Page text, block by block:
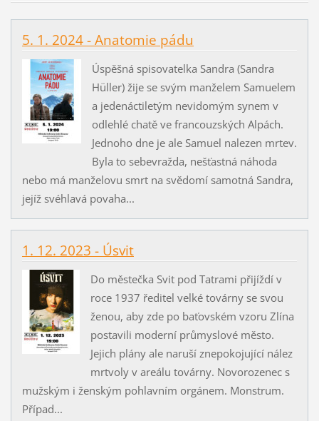
5. 1. 2024 - Anatomie pádu
Úspěšná spisovatelka Sandra (Sandra
Hüller) žije se svým manželem Samuelem
a jedenáctiletým nevidomým synem v
odlehlé chatě ve francouzských Alpách.
Jednoho dne je ale Samuel nalezen mrtev.
Byla to sebevražda, nešťastná náhoda
nebo má manželovu smrt na svědomí samotná Sandra,
jejíž svéhlavá povaha...
1. 12. 2023 - Úsvit
Do městečka Svit pod Tatrami přijíždí v
roce 1937 ředitel velké továrny se svou
ženou, aby zde po baťovském vzoru Zlína
postavili moderní průmyslové město.
Jejich plány ale naruší znepokojující nález
mrtvoly v areálu továrny. Novorozenec s
mužským i ženským pohlavním orgánem. Monstrum.
Případ...